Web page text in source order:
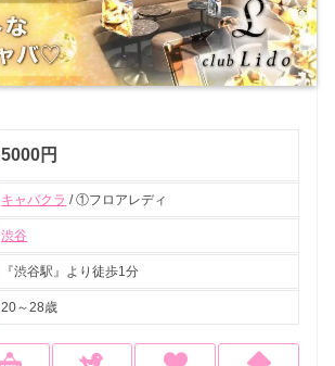
5000円
キャバクラ / ①フロアレディ
渋谷
『渋谷駅』より徒歩1分
20～28歳